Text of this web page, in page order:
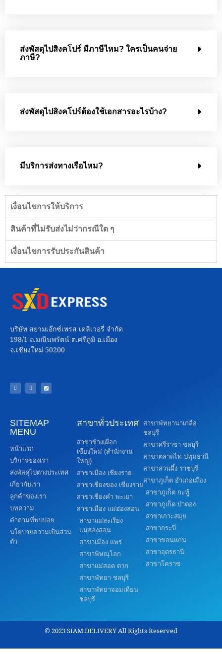
ส่งพัสดุไปสิงคโปร์ มีภาษีไหม? ใครเป็นคนจ่าย
ภาษี?
ส่งพัสดุไปสิงคโปร์ต้องใช้เอกสารอะไรบ้าง?
มีบริการส่งทางเรือไหม?
เงื่อนไขการให้บริการ
สินค้าที่ไม่รับส่งไม่ว่ากรณีใด ๆ
เงื่อนไขการรับประกันสินค้า
บริษัท สยามเอ๊กซ์เพรส เดลิเวอรี่ จำกัด
198/1 ถ.มณีนพรัตน์ ต.ศรีภูมิ อ.เมือง
จ.เชียงใหม่ 50200
SITEMAP
MENU
หน้าแรก
บริการของเรา
ส่งพัสดุไปต่างประเทศ
เกี่ยวกับเรา
ลูกค้าของเรา
บทความ
คำถามที่พบบ่อย
นโยบายความเป็นส่วน
ตัว
สาขาทั่วประเทศ
สาขาช้างเผือก
เชียงใหม่ (สำนักงาน
ใหญ่)
สาขาเมือง เชียงราย
สาขาเชียงของ เชียงราย
สาขาเชียงคำ พะเยา
สาขาเมือง แม่ฮ่องสอน
สาขาแม่สะเรียง
แม่ฮ่องสอน
สาขาเมือง แพร่
สาขาพิษณุโลก
สาขาแม่สอด ตาก
สาขาพัทยา ชลบุรี
สาขาพัทยาจอมเทียน
ชลบุรี
สาขาพัทยานาเกลือ
ชลบุรี
สาขาศรีราชา ชลบุรี
สาขาตลาดไท ปทุมธานี
สาขาสวนผึ้ง ราชบุรี
สาขาภูเก็ต อำเภอเมือง
สาขาภูเก็ต กะทู้
สาขาภูเก็ต ป่าตอง
สาขาเกาะสมุย
สาขากระบี่
สาขาขอนแก่น
สาขาอุดรธานี
สาขาโคราช
© 2023 SIAM.DELIVERY All Rights Reserved